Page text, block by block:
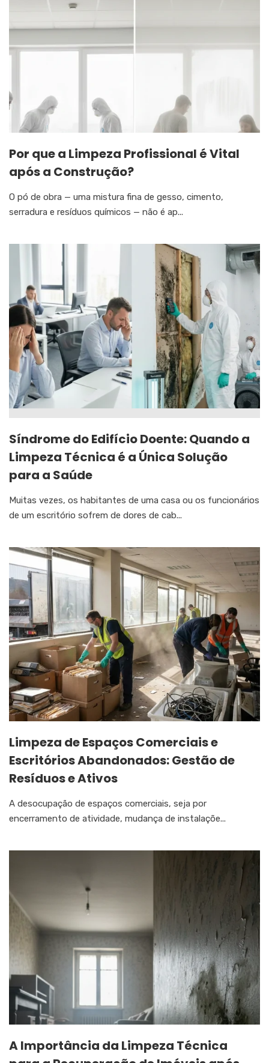
Por que a Limpeza Profissional é Vital
após a Construção?
O pó de obra — uma mistura fina de gesso, cimento,
serradura e resíduos químicos — não é ap...
Síndrome do Edifício Doente: Quando a
Limpeza Técnica é a Única Solução
para a Saúde
Muitas vezes, os habitantes de uma casa ou os funcionários
de um escritório sofrem de dores de cab...
Limpeza de Espaços Comerciais e
Escritórios Abandonados: Gestão de
Resíduos e Ativos
A desocupação de espaços comerciais, seja por
encerramento de atividade, mudança de instalaçõe...
A Importância da Limpeza Técnica